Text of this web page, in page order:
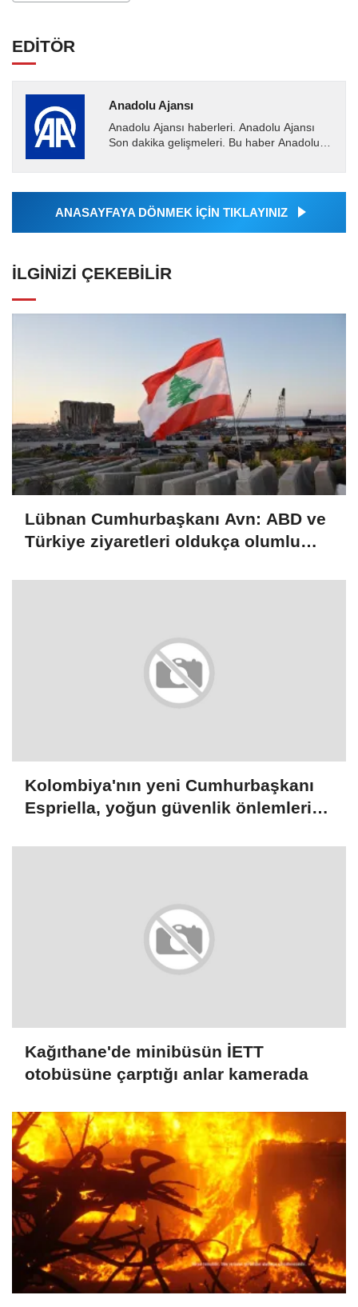
EDİTÖR
Anadolu Ajansı
Anadolu Ajansı haberleri. Anadolu Ajansı
Son dakika gelişmeleri. Bu haber Anadolu
Ajansı tarafından...
ANASAYFAYA DÖNMEK İÇİN TIKLAYINIZ
İLGINIZI ÇEKEBILIR
Lübnan Cumhurbaşkanı Avn: ABD ve
Türkiye ziyaretleri oldukça olumlu
Kolombiya'nın yeni Cumhurbaşkanı
Espriella, yoğun güvenlik önlemleri
Kağıthane'de minibüsün İETT
otobüsüne çarptığı anlar kamerada